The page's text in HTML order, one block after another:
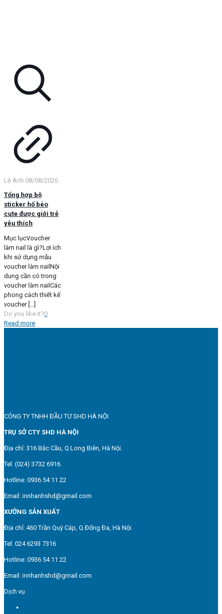
Lê Anh 08/08/2026
Tổng hợp bộ
sticker hổ béo
cute được giới trẻ
yêu thích
Mục lụcVoucher
làm nail là gì?Lợi ích
khi sử dụng mẫu
voucher làm nailNội
dung cần có trong
voucher làm nailCác
phong cách thiết kế
voucher[…]
Do you like it?0
Read more
CÔNG TY TNHH ĐẦU TƯ SHD HÀ NỘI
TRỤ SỞ CTY SHD HÀ NỘI
Địa chỉ: 316 Bắc Cầu, Q.Long Biên, Hà Nội.
Tel: (024) 3732 6916
Hotline: 0936 54 11 22
Email: innhanhshd@gmail.com
XƯỞNG SẢN XUẤT
Địa chỉ: 460 Trần Quý Cáp, Q.Đống Đa, Hà Nội.
Tel: 024 6293 7316
Hotline: 0936 54 11 22
Email: innhanhshd@gmail.com
Dịch vụ